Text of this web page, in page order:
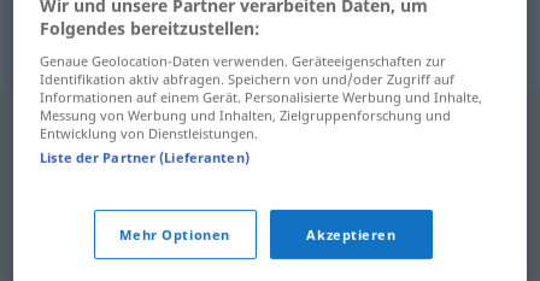
unhaltbar,haltlos onhoudbaar
Wir und unsere Partner verarbeiten Daten, um
Folgendes bereitzustellen:
Genaue Geolocation-Daten verwenden. Geräteeigenschaften zur
Identifikation aktiv abfragen. Speichern von und/oder Zugriff auf
Informationen auf einem Gerät. Personalisierte Werbung und Inhalte,
Messung von Werbung und Inhalten, Zielgruppenforschung und
Entwicklung von Dienstleistungen.
Liste der Partner (Lieferanten)
Mehr Optionen Akzeptieren